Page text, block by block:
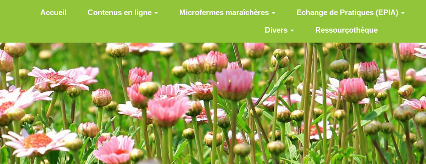
Aller au contenu principal
Accueil Contenus en ligne Microfermes maraîchères Echange de Pratiques (EPIA)
Divers Ressourçothèque